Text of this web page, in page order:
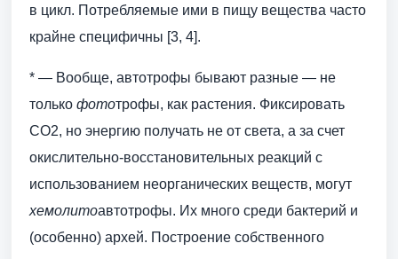
в цикл. Потребляемые ими в пищу вещества часто
крайне специфичны [3, 4].
* — Вообще, автотрофы бывают разные — не
только фототрофы, как растения. Фиксировать
CO2, но энергию получать не от света, а за счет
окислительно-восстановительных реакций с
использованием неорганических веществ, могут
хемолитоавтотрофы. Их много среди бактерий и
(особенно) архей. Построение собственного